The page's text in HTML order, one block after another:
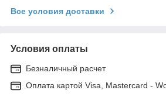
Все условия доставки
Условия оплаты
Безналичный расчет
Оплата картой Visa, Mastercard -